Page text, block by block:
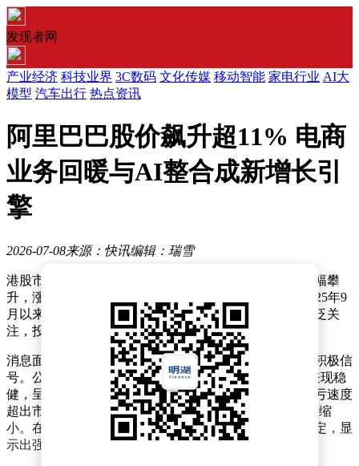
发现者网
产业经济 科技业界 3C数码 文化传媒 移动智能 家电行业 AI大
模型 汽车出行 热点资讯
阿里巴巴股价飙升超11% 电商
业务回暖与AI整合成新增长引
擎
2026-07-08来源：快讯编辑：瑞雪
港股市场今日迎来一则重磅消息：阿里巴巴股价午后大幅攀
升，涨幅一度突破11%，最高触及106.4港元，创下自2025年9
月以来的盘中最大涨幅纪录。这一强劲表现引发市场广泛关
注，投资者纷纷聚焦其背后的驱动因素。
消息面上，阿里巴巴2027财年第一季度财报前瞻释放出积极信
号。公司整体电商业务（涵盖中国电商及AIDC）利润表现稳
健，呈现出恢复性增长态势。其中，淘宝闪购业务的减亏速度
超出市场预期，与竞争对手的用户体验（UE）差距显著缩
小。在降低补贴的过程中，淘宝闪购的市场份额保持稳定，显
示出强大的用户粘性和市场竞争力。